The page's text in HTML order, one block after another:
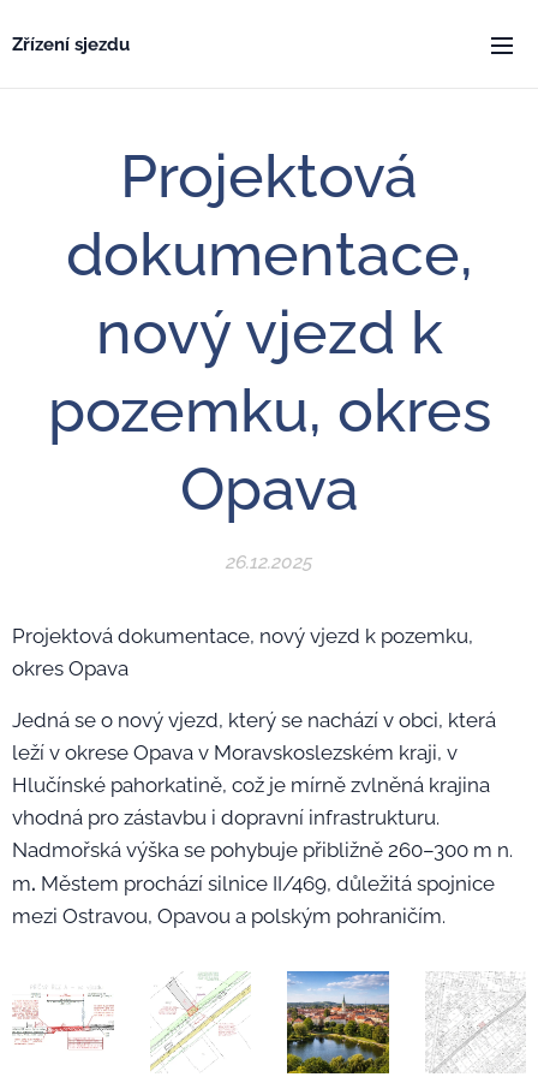
Zřízení sjezdu
Projektová
dokumentace,
nový vjezd k
pozemku, okres
Opava
26.12.2025
Projektová dokumentace, nový vjezd k pozemku,
okres Opava
Jedná se o nový vjezd, který se nachází v obci, která
leží v okrese Opava v Moravskoslezském kraji, v
Hlučínské pahorkatině, což je mírně zvlněná krajina
vhodná pro zástavbu i dopravní infrastrukturu.
Nadmořská výška se pohybuje přibližně 260–300 m n.
m. Městem prochází silnice II/469, důležitá spojnice
mezi Ostravou, Opavou a polským pohraničím.